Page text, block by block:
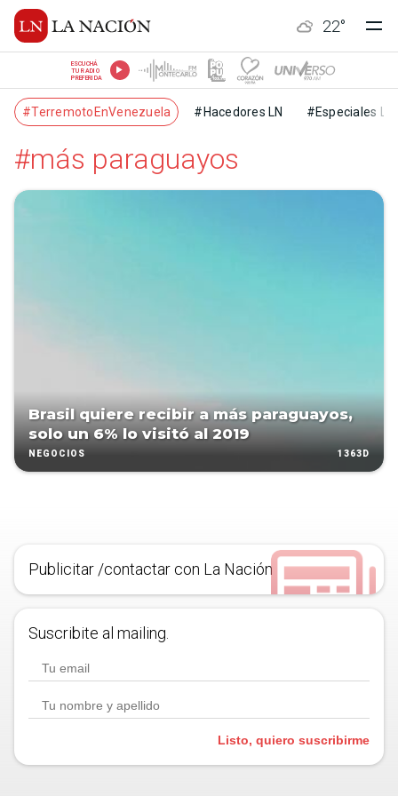
22°
ESCUCHÁ
TU RADIO
PREFERIDA
#TerremotoEnVenezuela #Hacedores LN #Especiales LN
#más paraguayos
Brasil quiere recibir a más paraguayos,
solo un 6% lo visitó al 2019
NEGOCIOS 1363D
Publicitar /contactar con La Nación
Suscribite al mailing.
Listo, quiero suscribirme